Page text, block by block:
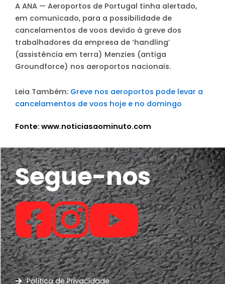
A ANA — Aeroportos de Portugal tinha alertado,
em comunicado, para a possibilidade de
cancelamentos de voos devido à greve dos
trabalhadores da empresa de ‘handling’
(assistência em terra) Menzies (antiga
Groundforce) nos aeroportos nacionais.
Leia Também: Greve nos aeroportos pode levar a
cancelamentos de voos hoje e no domingo
Fonte: www.noticiasaominuto.com
Segue-nos
Política de Privacidade